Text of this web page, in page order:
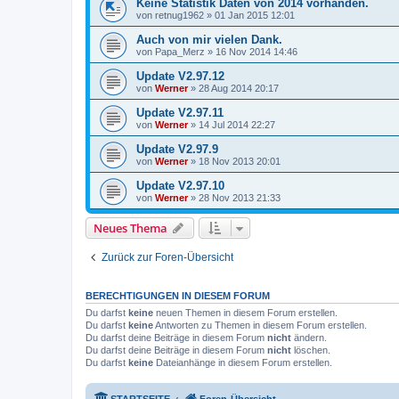
Keine Statistik Daten von 2014 vorhanden.
von retnug1962 » 01 Jan 2015 12:01
Auch von mir vielen Dank.
von Papa_Merz » 16 Nov 2014 14:46
Update V2.97.12
von Werner» 28 Aug 2014 20:17
Update V2.97.11
von Werner» 14 Jul 2014 22:27
Update V2.97.9
von Werner» 18 Nov 2013 20:01
Update V2.97.10
von Werner» 28 Nov 2013 21:33
Neues Thema
Zurück zur Foren-Übersicht
BERECHTIGUNGEN IN DIESEM FORUM
Du darfst keine neuen Themen in diesem Forum erstellen.
Du darfst keineAntworten zu Themen in diesem Forum erstellen.
Du darfst deine Beiträge in diesem Forum nicht ändern.
Du darfst deine Beiträge in diesem Forum nicht löschen.
Du darfst keine Dateianhänge in diesem Forum erstellen.